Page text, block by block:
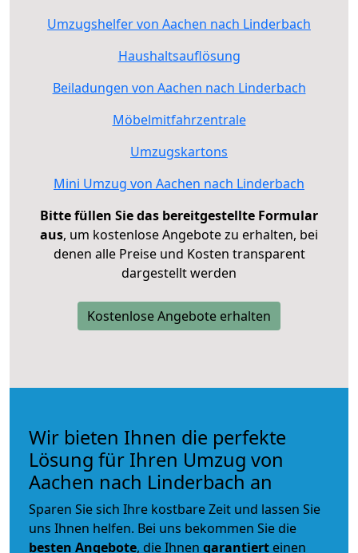
Umzugshelfer von Aachen nach Linderbach
Haushaltsauflösung
Beiladungen von Aachen nach Linderbach
Möbelmitfahrzentrale
Umzugskartons
Mini Umzug von Aachen nach Linderbach
Bitte füllen Sie das bereitgestellte Formular
aus, um kostenlose Angebote zu erhalten, bei
denen alle Preise und Kosten transparent
dargestellt werden
Kostenlose Angebote erhalten
Wir bieten Ihnen die perfekte
Lösung für Ihren Umzug von
Aachen nach Linderbach an
Sparen Sie sich Ihre kostbare Zeit und lassen Sie
uns Ihnen helfen. Bei uns bekommen Sie die
besten Angebote, die Ihnen garantiert einen